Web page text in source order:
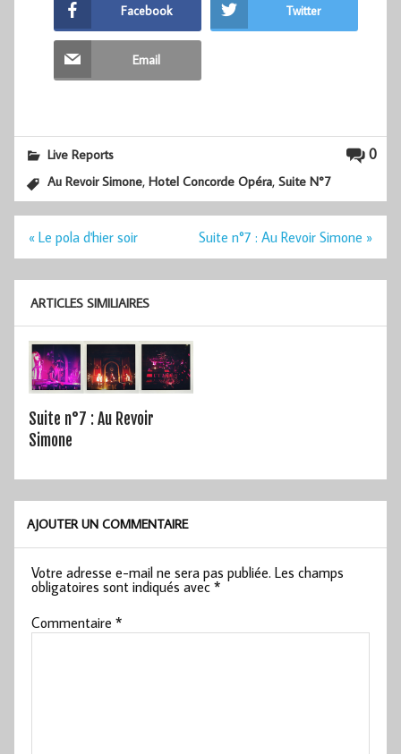
Facebook Twitter
Email
0
Live Reports
Au Revoir Simone,Hotel Concorde Opéra,Suite N°7
Navigation
l’article
« Le pola d'hier soir Suite n°7 : Au Revoir Simone »
ARTICLES SIMILIAIRES
Suite n°7 : Au Revoir
Simone
AJOUTER UN COMMENTAIRE
Votre adresse e-mail ne sera pas publiée. Les champs
obligatoires sont indiqués avec*
Commentaire*